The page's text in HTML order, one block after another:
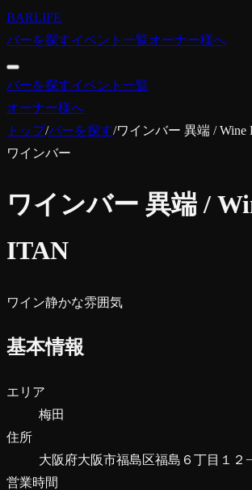
BARLIFE
バーを探すイベント一覧オーナー様へ
バーを探すイベント一覧
オーナー様へ
トップ/バーを探す/ワインバー 異端 / Wine
ワインバー
ワインバー 異端 /
ITAN
ワイン静かな雰囲気
基本情報
エリア
梅田
住所
大阪府大阪市福島区福島６丁目１２
営業時間